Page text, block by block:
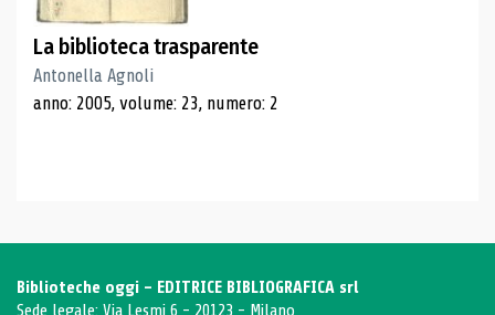
La biblioteca trasparente
Antonella Agnoli
anno: 2005, volume: 23, numero: 2
Biblioteche oggi - EDITRICE BIBLIOGRAFICA srl
Sede legale: Via Lesmi 6 - 20123 - Milano